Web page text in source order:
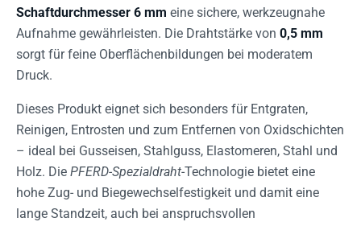
Schaftdurchmesser 6 mm eine sichere, werkzeugnahe
Aufnahme gewährleisten. Die Drahtstärke von 0,5 mm
sorgt für feine Oberflächenbildungen bei moderatem
Druck.
Dieses Produkt eignet sich besonders für Entgraten,
Reinigen, Entrosten und zum Entfernen von Oxidschichten
– ideal bei Gusseisen, Stahlguss, Elastomeren, Stahl und
Holz. Die PFERD-Spezialdraht-Technologie bietet eine
hohe Zug- und Biegewechselfestigkeit und damit eine
lange Standzeit, auch bei anspruchsvollen